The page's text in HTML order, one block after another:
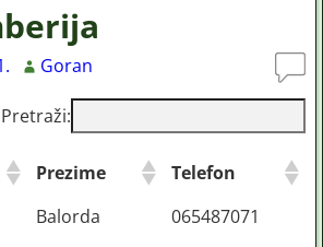
Goran
Pretraži:
Prezime
Telefon
Balorda
065487071